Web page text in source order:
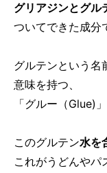
グリアジンとグル
ついてできた成分
グルテンという名
意味を持つ、
「グルー（Glue)
このグルテン水を
これがうどんやパ